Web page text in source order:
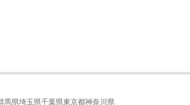
馬県埼玉県千葉県東京都神奈川県